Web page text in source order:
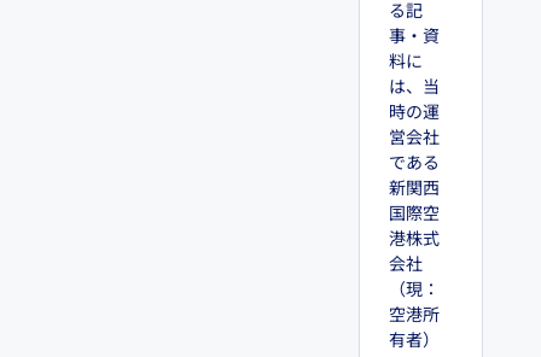
る記
事・資
料に
は、当
時の運
営会社
である
新関西
国際空
港株式
会社
（現：
空港所
有者）